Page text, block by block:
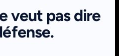
veut pas dire